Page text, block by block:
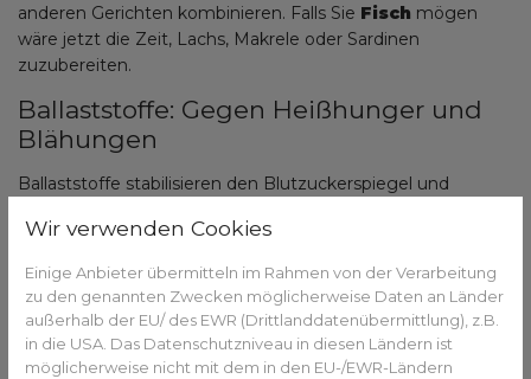
anderen Gerichten kombinieren. Falls Sie Fisch mögen
wäre jetzt die Zeit, Lachs, Makrele oder Sardinen
zuzubereiten.
Ballaststoffe: Gegen Heißhunger und
Blähungen
Ballaststoffe stabilisieren den Blutzuckerspiegel und
und Völlegefühl vor. Besonders wirksam sind
Äpfeln
Hülsenfrüchten wie Linsen oder Bohnen.
Komplexe Kohlenhydrate: Energie
ohne Crash
Wir verwenden Cookies
Einige Anbieter übermitteln im Rahmen von der Verarbeitung
zu den genannten Zwecken möglicherweise Daten an Länder
außerhalb der EU/ des EWR (Drittlanddatenübermittlung), z.B.
in die USA. Das Datenschutzniveau in diesen Ländern ist
möglicherweise nicht mit dem in den EU-/EWR-Ländern